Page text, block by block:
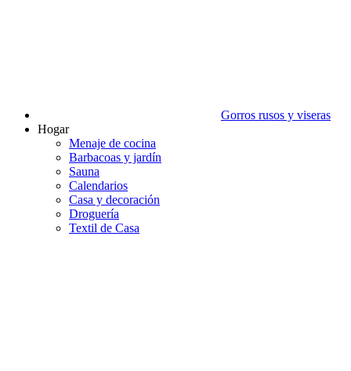
Gorros rusos y viseras
Hogar
Menaje de cocina
Barbacoas y jardín
Sauna
Calendarios
Casa y decoración
Droguería
Textil de Casa